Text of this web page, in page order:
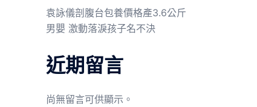
袁詠儀剖腹台包養價格產3.6公斤
男嬰 激動落淚孩子名不決
近期留言
尚無留言可供顯示。